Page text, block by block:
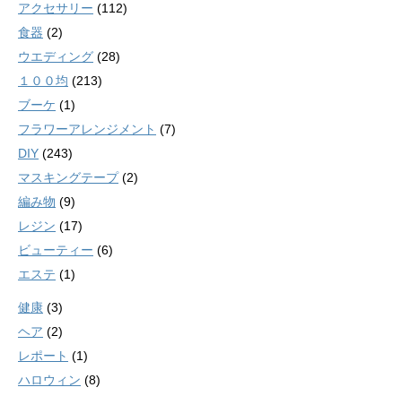
アクセサリー (112)
食器 (2)
ウエディング (28)
１００均 (213)
ブーケ (1)
フラワーアレンジメント (7)
DIY (243)
マスキングテープ(2)
編み物 (9)
レジン (17)
ビューティー (6)
エステ (1)
健康 (3)
ヘア (2)
レポート (1)
ハロウィン (8)